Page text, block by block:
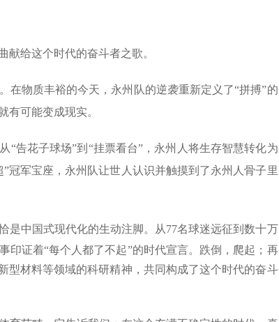
献给这个时代的奋斗者之歌。
在物质丰裕的今天，永州队的逆袭重新定义了“拼搏”的
有可能变成现实。
“告花子球场”到“挂票看台”，永州人将生存智慧转化为
冠军宝座，永州队让世人认识并触摸到了永州人骨子里
是中国式现代化的生动注脚。从77名球迷远征到数十万
印证着“每个人都了不起”的时代宣言。跌倒，爬起；再
型材料等领域的科研精神，共同构成了这个时代的奋斗